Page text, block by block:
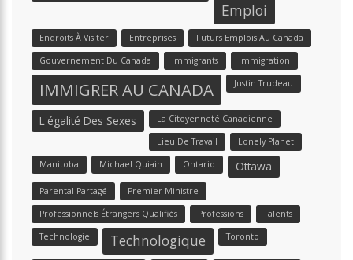
Emploi
Endroits À Visiter Entreprises Futurs Emplois Au Canada
Gouvernement Du Canada Immigrants Immigration
IMMIGRER AU CANADA Justin Trudeau
L'égalité Des Sexes La Citoyenneté Canadienne
Lieu De Travail Lonely Planet
Manitoba Michael Quiain Ontario Ottawa
Parental Partagé Premier Ministre
Professionnels Étrangers Qualifiés Professions Talents
Technologie Technologique Toronto